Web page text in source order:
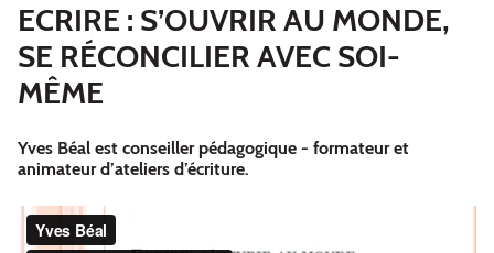
ECRIRE : S’OUVRIR AU MONDE,
SE RÉCONCILIER AVEC SOI-
MÊME
Yves Béal est conseiller pédagogique - formateur et
animateur d’ateliers d’écriture.